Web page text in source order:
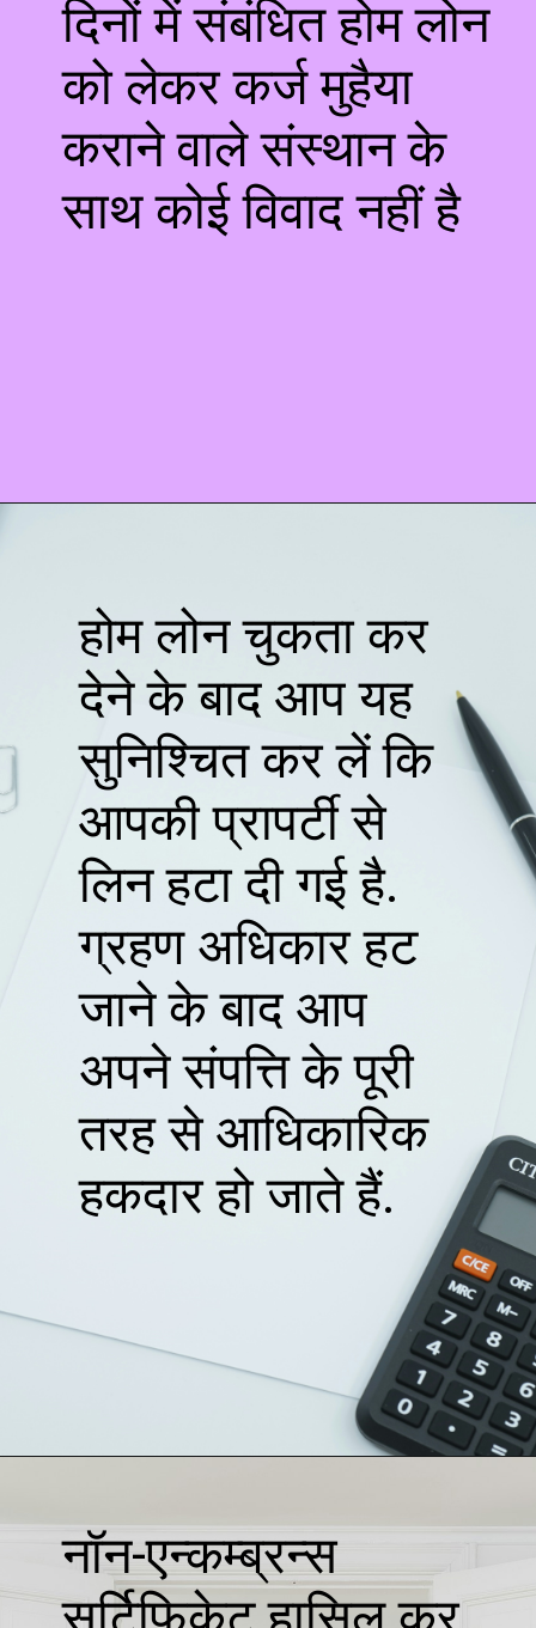
दिनों में संबंधित होम लोन
को लेकर कर्ज मुहैया
कराने वाले संस्थान के
साथ कोई विवाद नहीं है
होम लोन चुकता कर
देने के बाद आप यह
सुनिश्चित कर लें कि
आपकी प्रापर्टी से
लिन हटा दी गई है.
ग्रहण अधिकार हट
जाने के बाद आप
अपने संपत्ति के पूरी
तरह से आधिकारिक
हकदार हो जाते हैं.
नॉन-एन्कम्ब्रन्स